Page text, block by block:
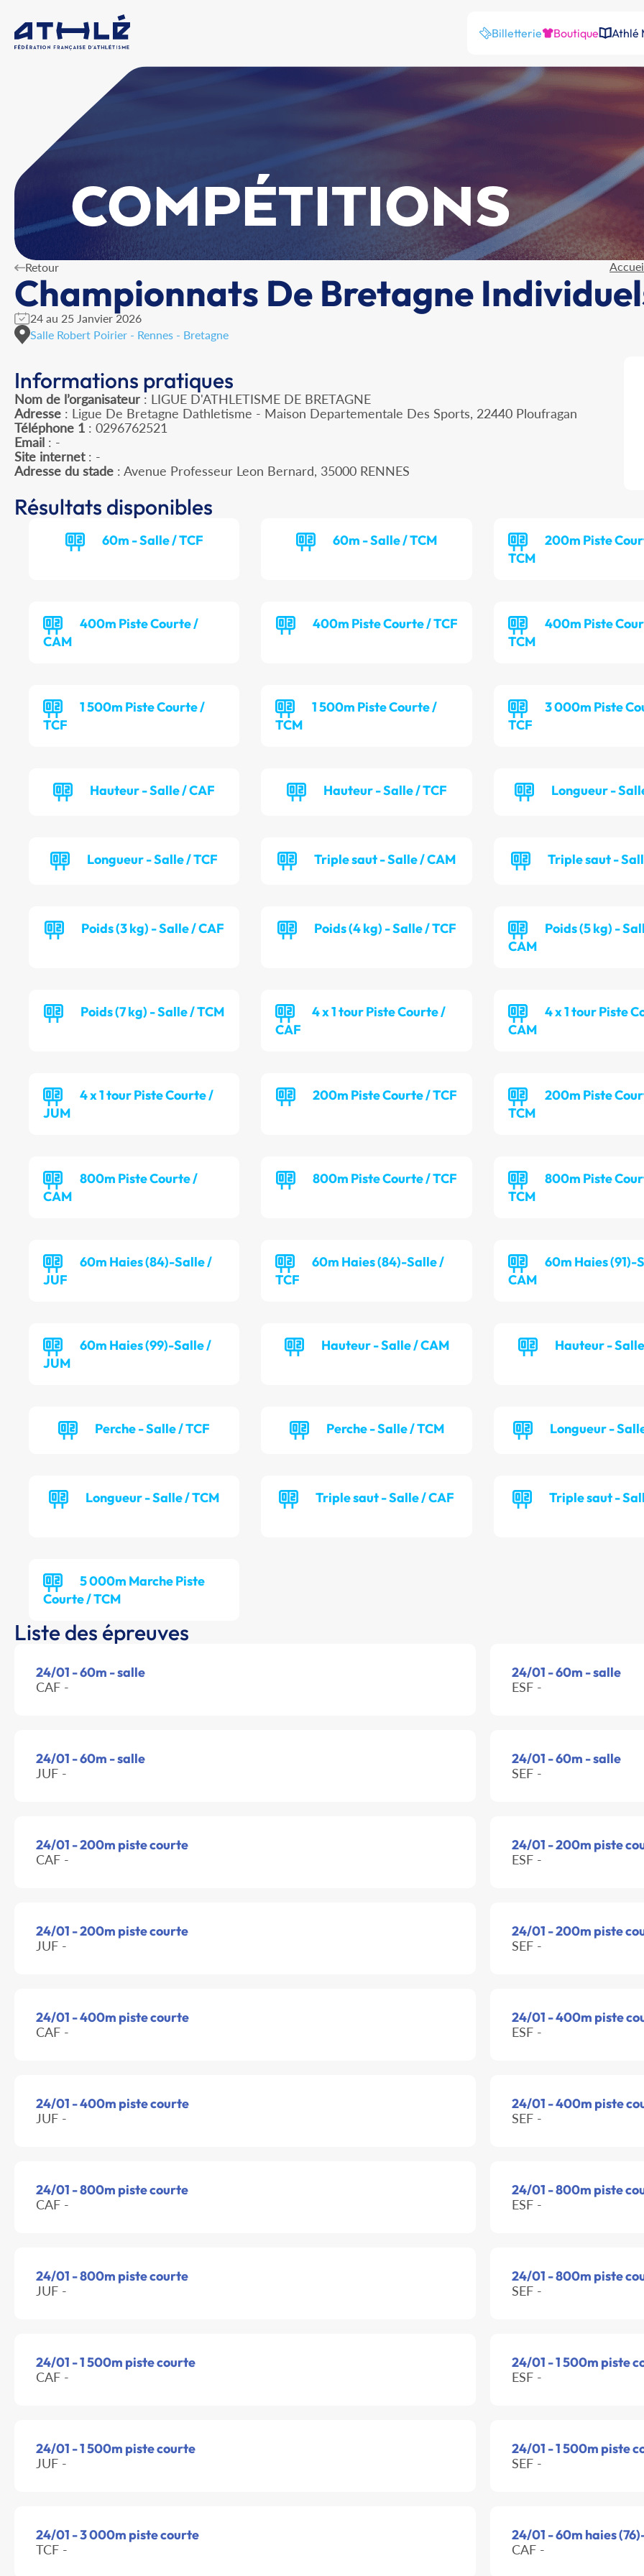
Billetterie Boutique Athlé
COMPÉTITIONS
Retour
Championnats De Bretagne
24 au 25 Janvier 2026
Salle Robert Poirier - Rennes - Bretagne
Informations pratiques
Nom de l’organisateur : LIGUE D'ATHLETISME DE BRETAGNE
Adresse : Ligue De Bretagne Dathletisme - Maison Departementale Des Sports, 22440 Ploufragan
Téléphone 1 : 0296762521
Email : -
Site internet: -
Adresse du stade : Avenue Professeur Leon Bernard, 35000 RENNES
Résultats disponibles
60m - Salle / TCF 60m - Salle / TCM
200m Piste
TCM
400m Piste Courte /
CAM
400m Piste Courte / TCF
400m Piste
TCM
1 500m Piste Courte /
TCF
1 500m Piste Courte /
TCM
3 000m Piste
TCF
Hauteur - Salle / CAF Hauteur - Salle / TCF Longueur -
Longueur - Salle / TCF Triple saut - Salle / CAM Triple saut -
Poids (3 kg) - Salle / CAF Poids (4 kg) - Salle / TCF
Poids (5 kg) -
CAM
Poids (7 kg) - Salle / TCM
4 x 1 tour Piste Courte /
CAF
4 x 1 tour Piste
CAM
4 x 1 tour Piste Courte /
JUM
200m Piste Courte / TCF
200m Piste
TCM
800m Piste Courte /
CAM
800m Piste Courte / TCF
800m Piste
TCM
60m Haies (84)-Salle /
JUF
60m Haies (84)-Salle /
TCF
60m Haies (91)-
CAM
60m Haies (99)-Salle /
JUM
Hauteur - Salle / CAM Hauteur -
Perche - Salle / TCF Perche - Salle / TCM Longueur -
Longueur - Salle / TCM Triple saut - Salle / CAF Triple saut -
5 000m Marche Piste
Courte / TCM
Liste des épreuves
24/01 - 60m - salle
CAF -
24/01 - 60m - salle
ESF -
24/01 - 60m - salle
JUF -
24/01 - 60m - salle
SEF -
24/01 - 200m piste courte
CAF -
24/01 - 200m piste
ESF -
24/01 - 200m piste courte
JUF -
24/01 - 200m piste
SEF -
24/01 - 400m piste courte
CAF -
24/01 - 400m piste
ESF -
24/01 - 400m piste courte
JUF -
24/01 - 400m piste
SEF -
24/01 - 800m piste courte
CAF -
24/01 - 800m piste
ESF -
24/01 - 800m piste courte
JUF -
24/01 - 800m piste
SEF -
24/01 - 1 500m piste courte
CAF -
24/01 - 1 500m piste
ESF -
24/01 - 1 500m piste courte
JUF -
24/01 - 1 500m piste
SEF -
24/01 - 3 000m piste courte
TCF -
24/01 - 60m haies
CAF -